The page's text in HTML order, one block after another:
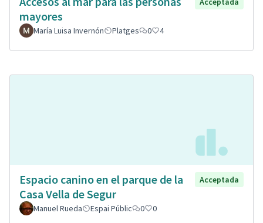
mayores
María Luisa Invernón Platges 0 4
Espacio canino en el parque de la
Casa Vella de Segur
Acceptada
Manuel Rueda Espai Públic 0 0